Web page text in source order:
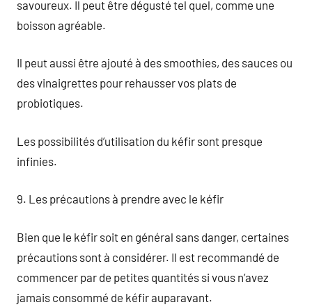
savoureux. Il peut être dégusté tel quel, comme une
boisson agréable.
Il peut aussi être ajouté à des smoothies, des sauces ou
des vinaigrettes pour rehausser vos plats de
probiotiques.
Les possibilités d’utilisation du kéfir sont presque
infinies.
9. Les précautions à prendre avec le kéfir
Bien que le kéfir soit en général sans danger, certaines
précautions sont à considérer. Il est recommandé de
commencer par de petites quantités si vous n’avez
jamais consommé de kéfir auparavant.